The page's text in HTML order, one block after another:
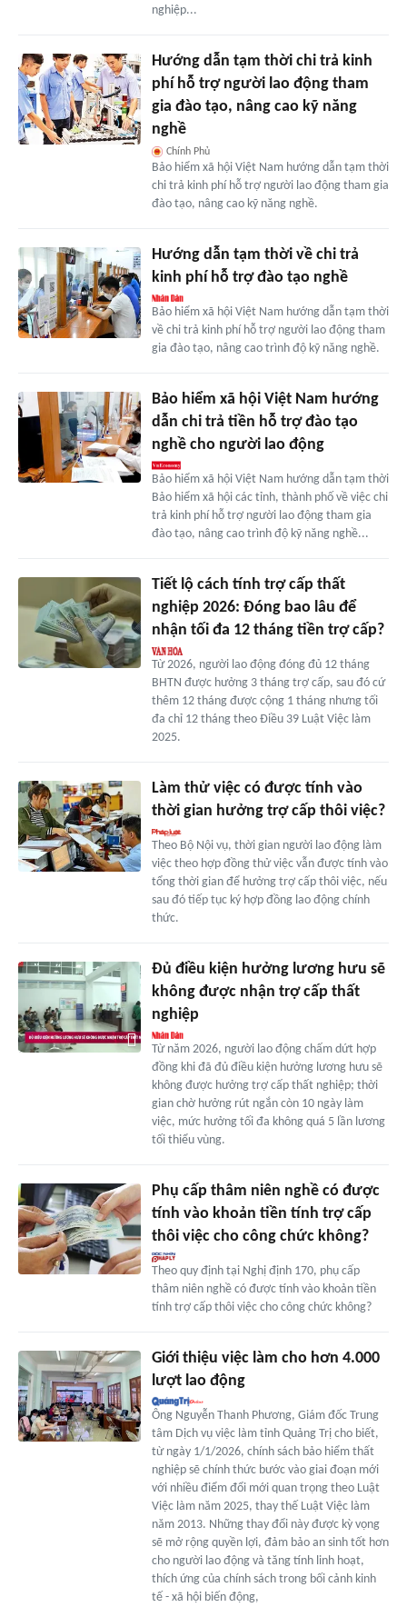
nghiệp...
Hướng dẫn tạm thời chi trả kinh
phí hỗ trợ người lao động tham
gia đào tạo, nâng cao kỹ năng
nghề
Chính Phủ
Bảo hiểm xã hội Việt Nam hướng dẫn tạm thời
chi trả kinh phí hỗ trợ người lao động tham gia
đào tạo, nâng cao kỹ năng nghề.
Hướng dẫn tạm thời về chi trả
kinh phí hỗ trợ đào tạo nghề
Bảo hiểm xã hội Việt Nam hướng dẫn tạm thời
về chi trả kinh phí hỗ trợ người lao động tham
gia đào tạo, nâng cao trình độ kỹ năng nghề.
Bảo hiểm xã hội Việt Nam hướng
dẫn chi trả tiền hỗ trợ đào tạo
nghề cho người lao động
Bảo hiểm xã hội Việt Nam hướng dẫn tạm thời
Bảo hiểm xã hội các tỉnh, thành phố về việc chi
trả kinh phí hỗ trợ người lao động tham gia
đào tạo, nâng cao trình độ kỹ năng nghề...
Tiết lộ cách tính trợ cấp thất
nghiệp 2026: Đóng bao lâu để
nhận tối đa 12 tháng tiền trợ cấp?
Từ 2026, người lao động đóng đủ 12 tháng
BHTN được hưởng 3 tháng trợ cấp, sau đó cứ
thêm 12 tháng được cộng 1 tháng nhưng tối
đa chỉ 12 tháng theo Điều 39 Luật Việc làm
2025.
Làm thử việc có được tính vào
thời gian hưởng trợ cấp thôi việc?
Theo Bộ Nội vụ, thời gian người lao động làm
việc theo hợp đồng thử việc vẫn được tính vào
tổng thời gian để hưởng trợ cấp thôi việc, nếu
sau đó tiếp tục ký hợp đồng lao động chính
thức.
Đủ điều kiện hưởng lương hưu sẽ
không được nhận trợ cấp thất
nghiệp
Từ năm 2026, người lao động chấm dứt hợp
đồng khi đã đủ điều kiện hưởng lương hưu sẽ
không được hưởng trợ cấp thất nghiệp; thời
gian chờ hưởng rút ngắn còn 10 ngày làm
việc, mức hưởng tối đa không quá 5 lần lương
tối thiểu vùng.
Phụ cấp thâm niên nghề có được
tính vào khoản tiền tính trợ cấp
thôi việc cho công chức không?
Theo quy định tại Nghị định 170, phụ cấp
thâm niên nghề có được tính vào khoản tiền
tính trợ cấp thôi việc cho công chức không?
Giới thiệu việc làm cho hơn 4.000
lượt lao động
Ông Nguyễn Thanh Phương, Giám đốc Trung
tâm Dịch vụ việc làm tỉnh Quảng Trị cho biết,
từ ngày 1/1/2026, chính sách bảo hiểm thất
nghiệp sẽ chính thức bước vào giai đoạn mới
với nhiều điểm đổi mới quan trọng theo Luật
Việc làm năm 2025, thay thế Luật Việc làm
năm 2013. Những thay đổi này được kỳ vọng
sẽ mở rộng quyền lợi, đảm bảo an sinh tốt hơn
cho người lao động và tăng tính linh hoạt,
thích ứng của chính sách trong bối cảnh kinh
tế - xã hội biến động,